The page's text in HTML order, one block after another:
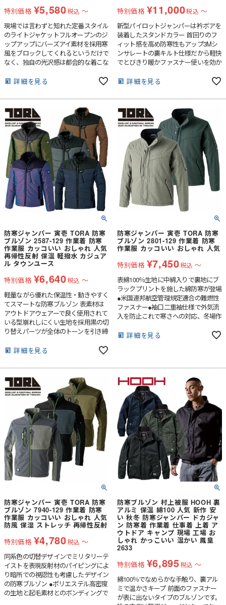
特別価格 ¥5,580税込 〜
現場では言わずと知れた定番スタイル
のライトジャケットフルオープンのジ
ップアップにバーズアイ素材を採用寒
風をブロックしてくれるというだけで
なく、独自の光沢感は都会的な着こな
ポリエステル素材●すぐれたイージー
詳細を見る
特別価格 ¥11,000税込 〜
新型パイロットジャンパーは衿ボアを
装着したスタンドカラー 首回りのフ
ィット感を高め防寒性もアップ3Mシ
ンサレートの裏キルト仕様だから軽快
でとびきり暖かファスナー使いを効か
ンを大きく拡大しそうです。まさに秋
す。
詳細を見る
防寒ジャンパー 寅壱 TORA 防寒
ブルゾン 2587-129 作業着 防寒
作業服 カッコいい おしゃれ 人気
再帰性反射 保温 軽撥水 カジュア
ル タウンユース
特別価格 ¥6,640税込 〜
軽量ながら優れた保温性・動きやすく
てスマートな防寒ブルゾン 表素材は
アウトドアウェアーで良く使用されて
いる型崩れしにくい生地を採用黒の切
り替えパーツが全体のトーンを引き締
も注目です。
詳細を見る
防寒ジャンパー 寅壱 TORA 防寒
ブルゾン 2801-129 作業着 防寒
作業服 カッコいい おしゃれ 人気
特別価格 ¥7,450税込 〜
表綿100％生地に中綿入りで裏地にブ
ラックプリントを施した綿防寒が登場
●米国連邦航空管理規定適合の難燃性
ファスナー●袖口二重袖仕様で外気流
入を防止これで寒さへの対応、冬場作
のあるナチュラルなルックスに見えな
詳細を見る
防寒ジャンパー 寅壱 TORA 防寒
ブルゾン 7940-129 作業着 防寒
作業服 カッコいい おしゃれ 人気
防風 保湿 ストレッチ 再帰性反射
特別価格 ¥4,780税込 〜
同系色の切替デザインでミリタリーテ
イストを表現反射材のパイピングによ
り暗所での視認性も考慮したデザイン
の防寒ブルゾン ●ポリエステル高密度
の生地と起毛素材とのボンディングで
防寒ブルゾン 村上被服 HOOH 裏
アルミ 保温 綿100 人気 新作 安
い 秋冬 防寒ジャンパー ドカジャ
ン 防寒着 作業着 仕事着 上着 ア
ウトドア キャンプ 現場 工場 お
しゃれ かっこいい 温かい 鳳皇
2633
特別価格 ¥6,895税込 〜
綿100％でなめらかな手触り、裏アル
ミで温かさキープ 前面のファスナー
が表に出ないタイプのブルゾンです。